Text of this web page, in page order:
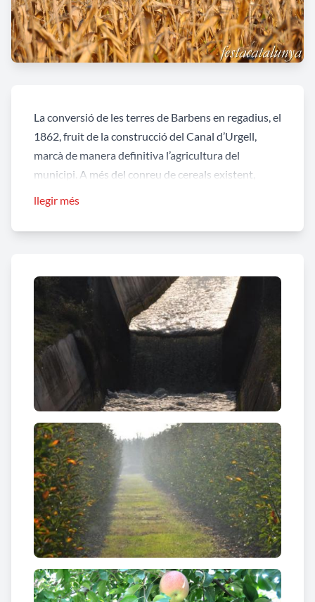
La conversió de les terres de Barbens en regadius, el
1862, fruit de la construcció del Canal d’Urgell,
marcà de manera definitiva l’agricultura del
municipi. A més del conreu de cereals existent,
fruiters, especialment de pomeres, que va donar
canals d'Urgells són la infraestructura més
important de les comarques de Ponent, que va
transformar per complet el paisatge i l’economia pel
territori on discorre.
Elcanal principal
Ponts (la Noguera) i, després de recórrer 144 km
per les comarques de l’Urgell, el Pla d’Urgell, les
Garrigues i el Segrià, torna les aigües sobrants al
Segre.
Malauradament les banquetes arbrades que
seguien el curs de la sèquia del canal que passa per
Barbens van ser talades, però encara és viu el
record del paisatge que conformaven les
banquetes, el canal i la Turbina. Amb el nou projecte
dels Canals d’Urgell, es preveu replantar aquesta
llegir més